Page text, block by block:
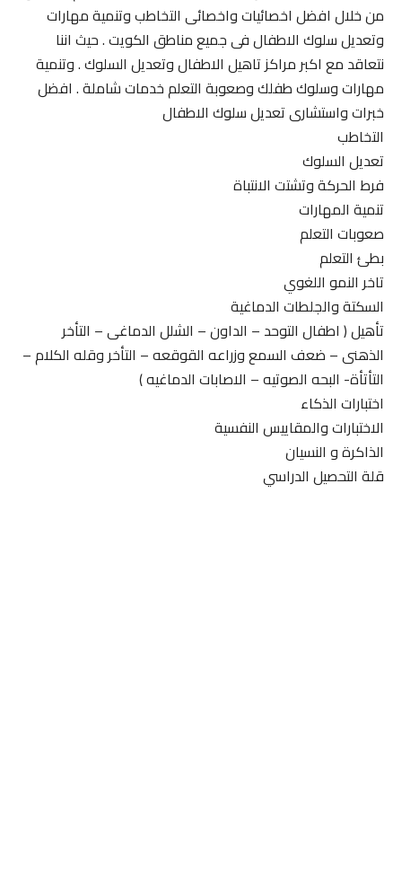
من خلال افضل اخصائيات واخصائى التخاطب وتنمية مهارات
وتعديل سلوك الاطفال فى جميع مناطق الكويت . حيث اننا
نتعاقد مع اكبر مراكز تاهيل الاطفال وتعديل السلوك . وتنمية
مهارات وسلوك طفلك وصعوبة التعلم خدمات شاملة . افضل
خبرات واستشارى تعديل سلوك الاطفال
التخاطب
تعديل السلوك
فرط الحركة وتشتت الانتباة
تنمية المهارات
صعوبات التعلم
بطئ التعلم
تاخر النمو اللغوي
السكتة والجلطات الدماغية
تأهيل ( اطفال التوحد – الداون – الشلل الدماغى – التأخر
الذهنى – ضعف السمع وزراعه القوقعه – التأخر وقله الكلام –
التأتأة- البحه الصوتيه – الاصابات الدماغيه )
اختبارات الذكاء
الاختبارات والمقاييس النفسية
الذاكرة و النسيان
قلة التحصيل الدراسي